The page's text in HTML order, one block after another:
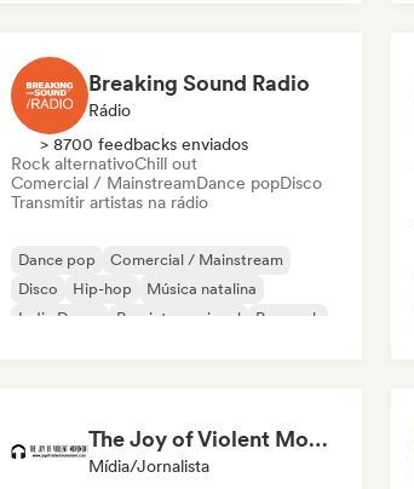
Breaking Sound Radio
Rádio
> 8700 feedbacks enviados
Rock alternativoChill out
Comercial / MainstreamDance popDisco
Transmitir artistas na rádio
Dance pop
Comercial / Mainstream
Disco
Hip-hop
Música natalina
Indie Dance
Pop internacional Pop rock
The Joy of Violent Movement
Mídia/Jornalista